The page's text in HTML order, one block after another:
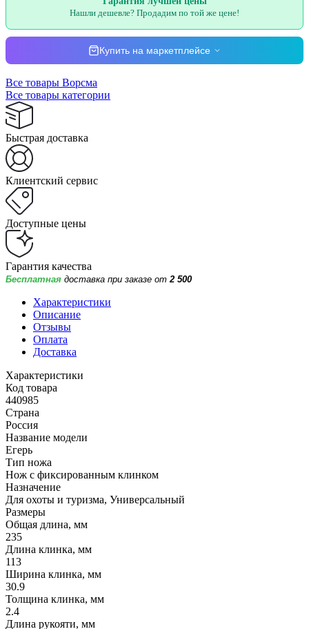
Нашли дешевле? Продадим по той же цене!
Купить на маркетплейсе
Все товары Ворсма
Все товары категории
Быстрая доставка
Клиентский сервис
Доступные цены
Гарантия качества
Бесплатная доставка при заказе от 2 500
Характеристики
Описание
Отзывы
Оплата
Доставка
Характеристики
Код товара
440985
Страна
Россия
Название модели
Егерь
Тип ножа
Нож с фиксированным клинком
Назначение
Для охоты и туризма, Универсальный
Размеры
Общая длина, мм
235
Длина клинка, мм
113
Ширина клинка, мм
30.9
Толщина клинка, мм
2.4
Длина рукояти, мм